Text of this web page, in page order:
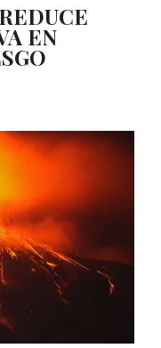
EN